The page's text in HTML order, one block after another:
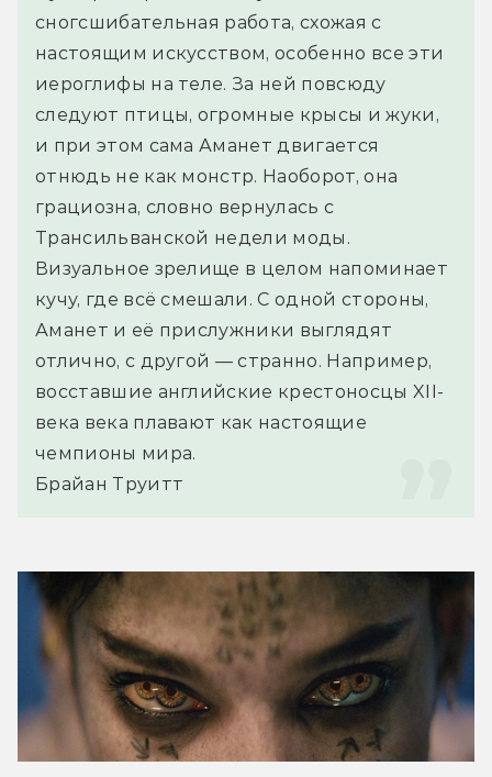
сногсшибательная работа, схожая с
настоящим искусством, особенно все эти
иероглифы на теле. За ней повсюду
следуют птицы, огромные крысы и жуки,
и при этом сама Аманет двигается
отнюдь не как монстр. Наоборот, она
грациозна, словно вернулась с
Трансильванской недели моды.
Визуальное зрелище в целом напоминает
кучу, где всё смешали. С одной стороны,
Аманет и её прислужники выглядят
отлично, с другой — странно. Например,
восставшие английские крестоносцы XII-
века века плавают как настоящие
чемпионы мира.
Брайан Труитт